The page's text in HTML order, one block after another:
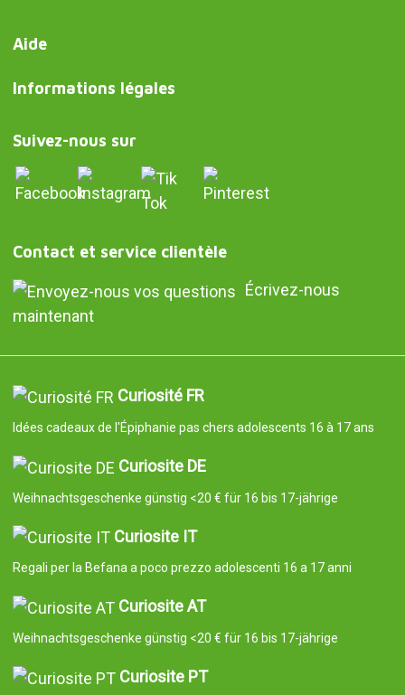
Aide
Informations légales
Suivez-nous sur
Contact et service clientèle
Écrivez-nous
maintenant
Curiosité FR
Idées cadeaux de l'Épiphanie pas chers adolescents 16 à 17 ans
Curiosite DE
Weihnachtsgeschenke günstig <20 € für 16 bis 17-jährige
Curiosite IT
Regali per la Befana a poco prezzo adolescenti 16 a 17 anni
Curiosite AT
Weihnachtsgeschenke günstig <20 € für 16 bis 17-jährige
Curiosite PT